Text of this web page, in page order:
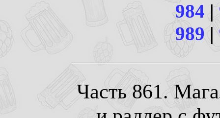
984 |
989|
Часть 861.